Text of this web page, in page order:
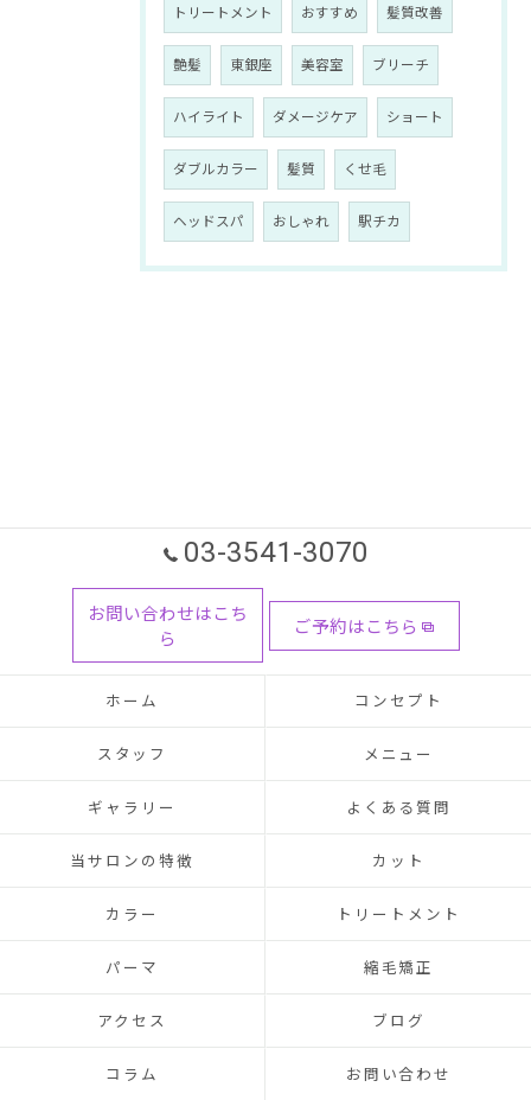
トリートメント おすすめ 髪質改善
艶髪 東銀座 美容室 ブリーチ
ハイライト ダメージケア ショート
ダブルカラー 髪質 くせ毛
ヘッドスパ おしゃれ 駅チカ
03-3541-3070
お問い合わせはこち
ら
ご予約はこちら
ホーム コンセプト
スタッフ メニュー
ギャラリー よくある質問
当サロンの特徴 カット
カラー トリートメント
パーマ 縮毛矯正
アクセス ブログ
コラム お問い合わせ